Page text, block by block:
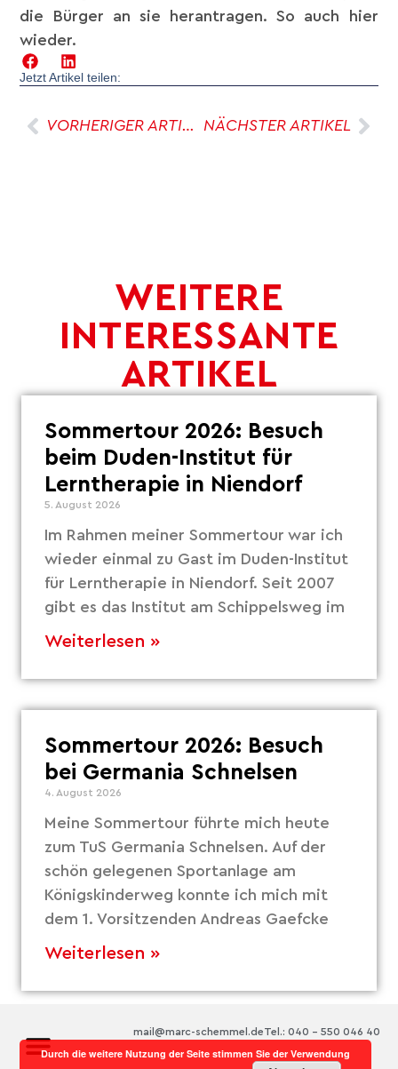
die Bürger an sie herantragen. So auch hier
wieder.
Jetzt Artikel teilen:
VORHERIGER ARTIKEL NÄCHSTER ARTIKEL
WEITERE
INTERESSANTE
ARTIKEL
Sommertour 2026: Besuch
beim Duden-Institut für
Lerntherapie in Niendorf
5. August 2026
Im Rahmen meiner Sommertour war ich
wieder einmal zu Gast im Duden-Institut
für Lerntherapie in Niendorf. Seit 2007
gibt es das Institut am Schippelsweg im
Weiterlesen »
Sommertour 2026: Besuch
bei Germania Schnelsen
4. August 2026
Meine Sommertour führte mich heute
zum TuS Germania Schnelsen. Auf der
schön gelegenen Sportanlage am
Königskinderweg konnte ich mich mit
dem 1. Vorsitzenden Andreas Gaefcke
Weiterlesen »
Tel.: 040 – 550 046 40
mail@marc-schemmel.de
Durch die weitere Nutzung der Seite stimmen Sie der Verwendung